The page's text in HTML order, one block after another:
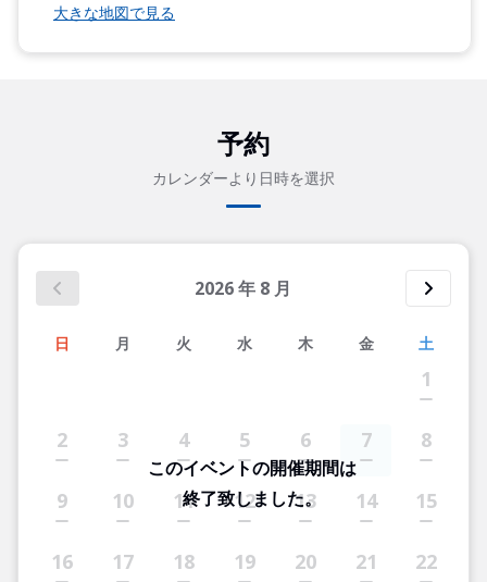
大きな地図で見る
予約
カレンダーより日時を選択
2026年 8 月
日 月 火 水 木 金 土
1
2 3 4 5 6 7 8
9 10 11 12 13 14 15
16 17 18 19 20 21 22
このイベントの開催期間は
終了致しました。